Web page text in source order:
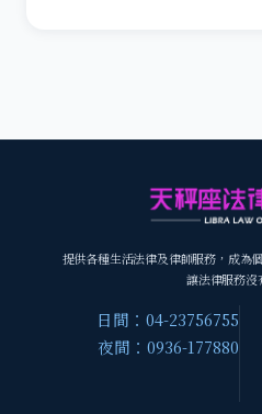
提供各種生活法律及律師服務，成為
讓法律服務沒
日間：04-23756755
夜間：0936-177880